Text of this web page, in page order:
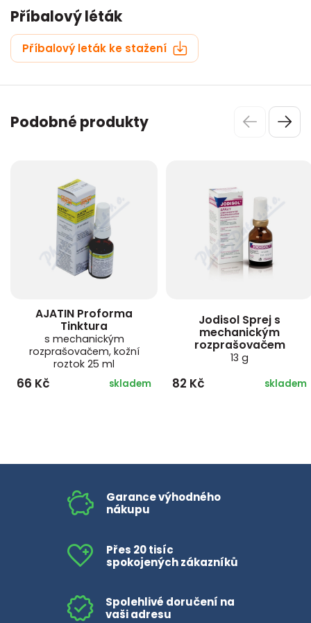
Příbalový léták
Příbalový leták ke stažení
Podobné produkty
AJATIN Proforma
Tinktura
s mechanickým
rozprašovačem, kožní
roztok 25 ml
66 Kč skladem
Jodisol Sprej s
mechanickým
rozprašovačem
13 g
82 Kč skladem
Garance výhodného
nákupu
Přes 20 tisíc
spokojených zákazníků
Spolehlivé doručení na
vaši adresu